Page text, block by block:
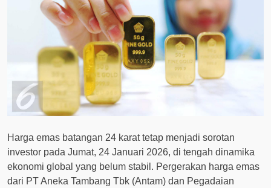
Harga emas batangan 24 karat tetap menjadi sorotan
investor pada Jumat, 24 Januari 2026, di tengah dinamika
ekonomi global yang belum stabil. Pergerakan harga emas
dari PT Aneka Tambang Tbk (Antam) dan Pegadaian